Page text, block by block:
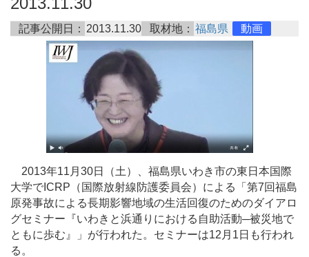
記事公開日： 2013.11.30 取材地： 福島県 動画
2013年11月30日（土）、福島県いわき市の東日本国際
大学でICRP（国際放射線防護委員会）による「第7回福島
原発事故による長期影響地域の生活回復のためのダイアロ
グセミナー『いわきと浜通りにおける自助活動─被災地で
ともに歩む』」が行われた。セミナーは12月1日も行われ
る。